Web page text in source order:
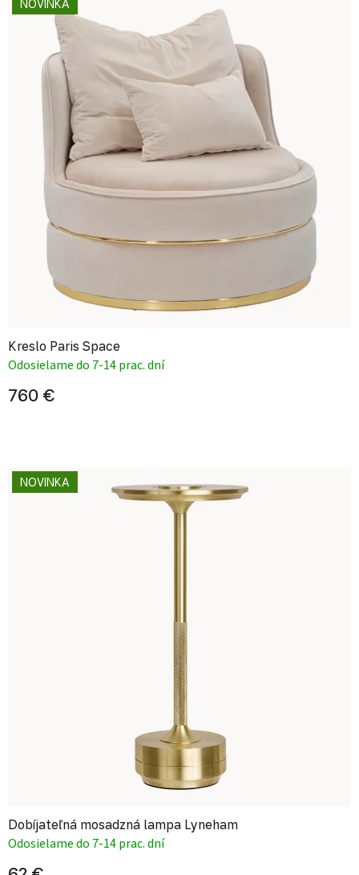
NOVINKA
Kreslo Paris Space
Odosielame do 7-14 prac. dní
760 €
NOVINKA
Dobíjateľná mosadzná lampa Lyneham
Odosielame do 7-14 prac. dní